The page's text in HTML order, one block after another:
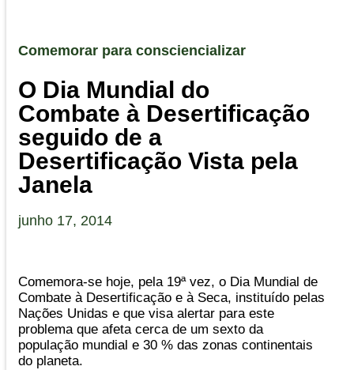
Comemorar para consciencializar
O Dia Mundial do
Combate à Desertificação
seguido de a
Desertificação Vista pela
Janela
junho 17, 2014
Comemora-se hoje, pela 19ª vez, o Dia Mundial de
Combate à Desertificação e à Seca, instituído pelas
Nações Unidas e que visa alertar para este
problema que afeta cerca de um sexto da
população mundial e 30 % das zonas continentais
do planeta.